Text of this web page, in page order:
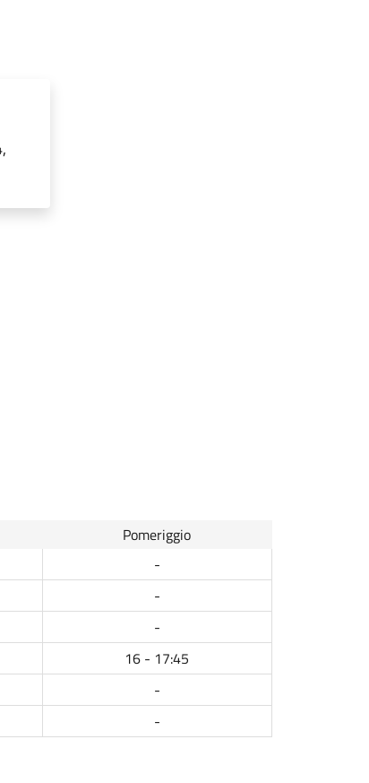
Pomeriggio
-
-
-
16 - 17:45
-
-